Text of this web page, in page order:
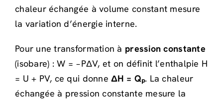
chaleur échangée à volume constant mesure
la variation d’énergie interne.
Pour une transformation à pression constante
(isobare) : W = −PΔV, et on définit l’enthalpie H
= U + PV, ce qui donneΔH = Qₚ. La chaleur
échangée à pression constante mesure la